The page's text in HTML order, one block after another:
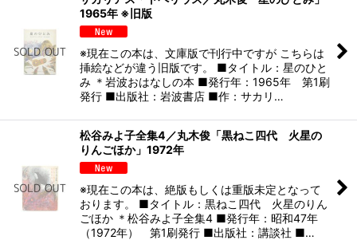
1965年 ※旧版
※現在この本は、文庫版で刊行中ですが こちらは
挿絵などが違う旧版です。 ■タイトル：星のひと
み ＊岩波おはなしの本 ■発行年：1965年 第1刷
発行 ■出版社：岩波書店 ■作：サカリ…
松谷みよ子全集4／丸木俊「黒ねこ四代 火星の
りんごほか」1972年
※現在この本は、絶版もしくは重版未定となって
おります。 ■タイトル：黒ねこ四代 火星のりん
ごほか ＊松谷みよ子全集4 ■発行年：昭和47年
（1972年） 第1刷発行 ■出版社：講談社 ■…